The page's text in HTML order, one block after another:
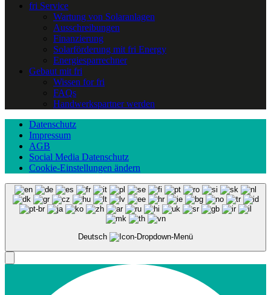
fri Service
Wartung von Solaranlagen
Ausschreibungen
Finanzierung
Solarförderung mit fri Energy
Energiesparrechner
Gebaut mit fri
Wissen for fri
FAQs
Handwerkspartner werden
Datenschutz
Impressum
AGB
Social Media Datenschutz
Cookie-Einstellungen ändern
Deutsch